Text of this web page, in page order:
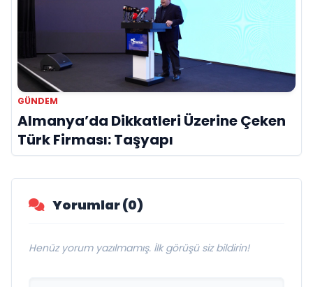
GÜNDEM
Almanya’da Dikkatleri Üzerine Çeken
Türk Firması: Taşyapı
Yorumlar (0)
Henüz yorum yazılmamış. İlk görüşü siz bildirin!